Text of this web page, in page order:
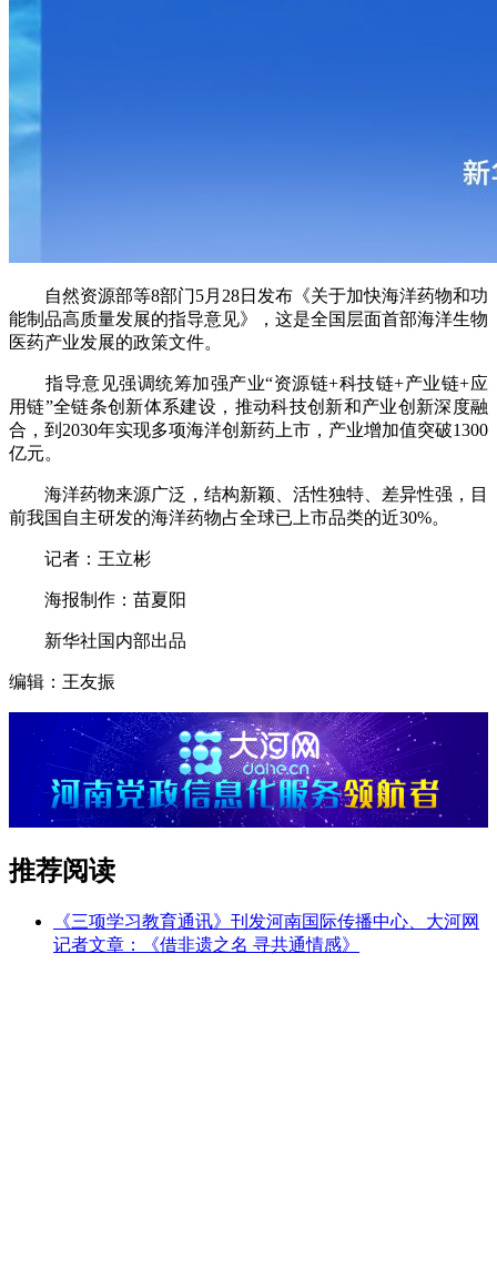
自然资源部等8部门5月28日发布《关于加快海洋药物和功
能制品高质量发展的指导意见》，这是全国层面首部海洋生物
医药产业发展的政策文件。
指导意见强调统筹加强产业“资源链+科技链+产业链+应
用链”全链条创新体系建设，推动科技创新和产业创新深度融
合，到2030年实现多项海洋创新药上市，产业增加值突破1300
亿元。
海洋药物来源广泛，结构新颖、活性独特、差异性强，目
前我国自主研发的海洋药物占全球已上市品类的近30%。
记者：王立彬
海报制作：苗夏阳
新华社国内部出品
编辑：王友振
推荐阅读
《三项学习教育通讯》刊发河南国际传播中心、大河网
记者文章：《借非遗之名 寻共通情感》